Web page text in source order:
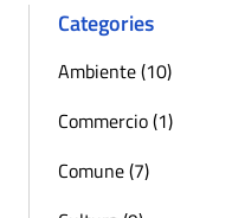
Categories
Ambiente (10)
Commercio (1)
Comune (7)